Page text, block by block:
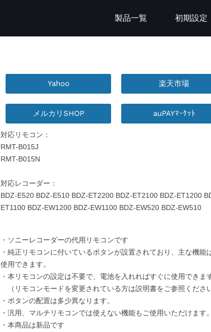
製品一覧 初期設定
Yahoo 楽天市場
メルカリSHOP auPAYﾏｰｹｯﾄ
対応リモコン：
RMT-B015J
RMT-B015N
対応レコーダー：
BDZ-E520 BDZ-E510 BDZ-ET2200 BDZ-ET2100 BDZ-ET1200
ET1100 BDZ-EW1200 BDZ-EW1100 BDZ-EW520 BDZ-EW510
・ソニーレコーダーの代用リモコンです
・純正リモコンに付いているボタンが設置されており、主な機能
使用できます。
・本リモコンの設定は不要で、電池を入れればすぐに使用できます
（リモコンモードを変更されている方は説明書をご参照くださ
・ボタンの配置は多少異なります。
・汎用、マルチリモコンでは使えない機能もご使用いただけます。
・本商品は新品です